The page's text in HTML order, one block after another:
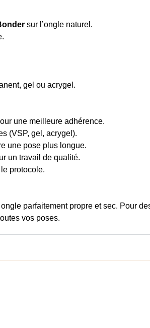
sur l’ongle naturel.
gel ou acrygel.
une meilleure adhérence.
(VSP, gel, acrygel).
une pose plus longue.
un travail de qualité.
protocole.
parfaitement propre et sec. Pour
vos poses.